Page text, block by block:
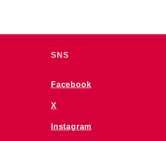
SNS
Facebook
X
Instagram